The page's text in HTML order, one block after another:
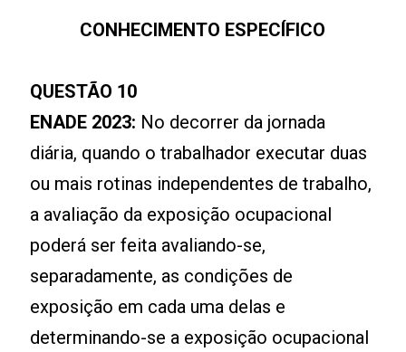
CONHECIMENTO ESPECÍFICO
QUESTÃO 10
ENADE 2023: No decorrer da jornada
diária, quando o trabalhador executar duas
ou mais rotinas independentes de trabalho,
a avaliação da exposição ocupacional
poderá ser feita avaliando-se,
separadamente, as condições de
exposição em cada uma delas e
determinando-se a exposição ocupacional